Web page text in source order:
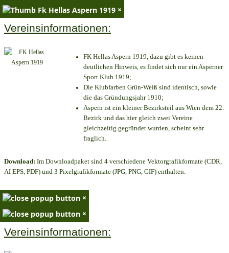
×
Vereinsinformationen:
FK Hellas Aspern 1919, dazu gibt es keinen
deutlichen Hinweis, es findet sich nur ein Asperner
Sport Klub 1919;
Die Klubfarben Grün-Weiß sind identisch, sowie
die das Gründungsjahr 1910;
Aspern ist ein kleiner Bezirksteil aus Wien dem 22.
Bezirk und das hier gleich zwei Vereine
gleichzeitig gegründet wurden, scheint sehr
fraglich.
Download: Im Downloadpaket sind 4 verschiedene Vektorgrafikformate (CDR,
AI EPS, PDF) und 3 Pixelgrafikformate (JPG, PNG, GIF) enthalten.
×
×
Vereinsinformationen: